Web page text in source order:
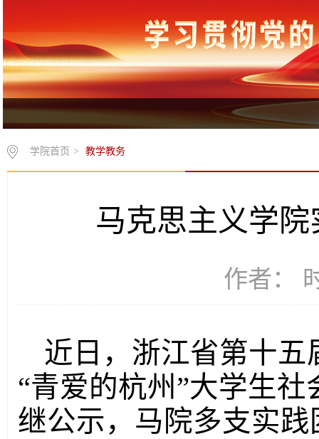
学院首页 > 教学教务
马克思主义学
作者：
近日，浙江省第十
“青爱的杭州”大学生
继公示，马院多支实